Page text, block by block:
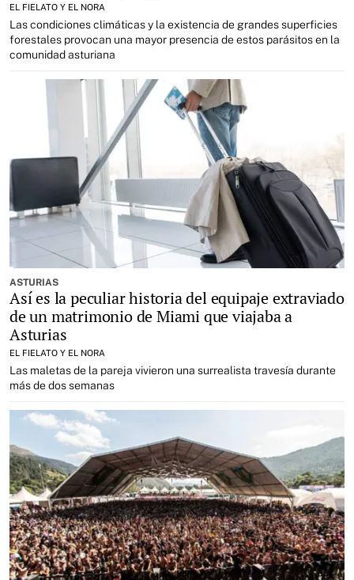
EL FIELATO Y EL NORA
Las condiciones climáticas y la existencia de grandes superficies
forestales provocan una mayor presencia de estos parásitos en la
comunidad asturiana
ASTURIAS
Así es la peculiar historia del equipaje extraviado
de un matrimonio de Miami que viajaba a
Asturias
EL FIELATO Y EL NORA
Las maletas de la pareja vivieron una surrealista travesía durante
más de dos semanas